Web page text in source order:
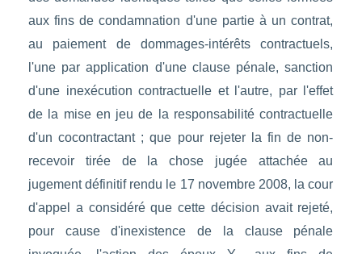
aux fins de condamnation d'une partie à un contrat,
au paiement de dommages-intérêts contractuels,
l'une par application d'une clause pénale, sanction
d'une inexécution contractuelle et l'autre, par l'effet
de la mise en jeu de la responsabilité contractuelle
d'un cocontractant ; que pour rejeter la fin de non-
recevoir tirée de la chose jugée attachée au
jugement définitif rendu le 17 novembre 2008, la cour
d'appel a considéré que cette décision avait rejeté,
pour cause d'inexistence de la clause pénale